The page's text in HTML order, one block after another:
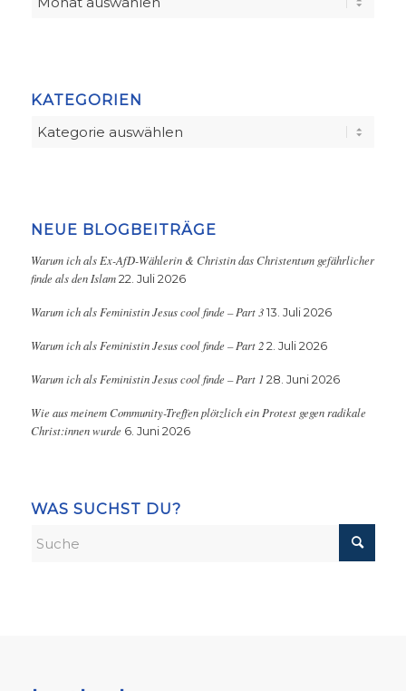
KATEGORIEN
Kategorien
NEUE BLOGBEITRÄGE
Warum ich als Ex-AfD-Wählerin & Christin das Christentum gefährlicher
finde als den Islam 22. Juli 2026
Warum ich als Feministin Jesus cool finde – Part 3 13. Juli 2026
Warum ich als Feministin Jesus cool finde – Part 2 2. Juli 2026
Warum ich als Feministin Jesus cool finde – Part 1 28. Juni 2026
Wie aus meinem Community-Treffen plötzlich ein Protest gegen radikale
Christ:innen wurde 6. Juni 2026
WAS SUCHST DU?